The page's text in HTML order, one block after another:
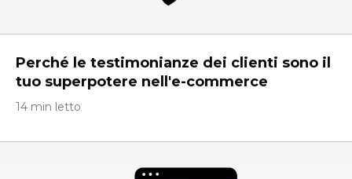
Perché le testimonianze dei clienti sono il
tuo superpotere nell'e-commerce
14 min letto